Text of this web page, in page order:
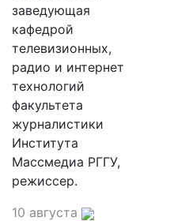
заведующая
кафедрой
телевизионных,
радио и интернет
технологий
факультета
журналистики
Института
Массмедиа РГГУ,
режиссер.
10 августа